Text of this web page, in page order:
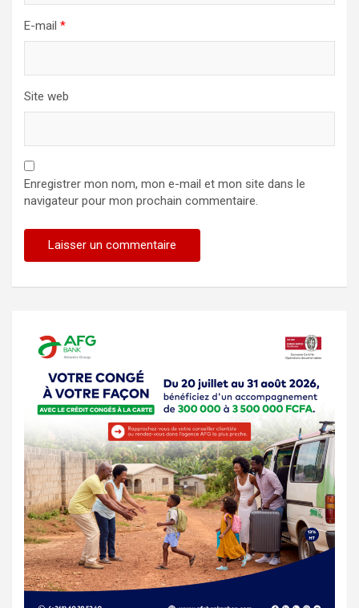
E-mail *
Site web
Enregistrer mon nom, mon e-mail et mon site dans le
navigateur pour mon prochain commentaire.